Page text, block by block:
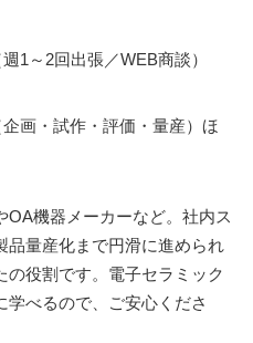
1～2回出張／WEB商談）
画・試作・評価・量産）ほ
機器メーカーなど。社内ス
品量産化まで円滑に進められ
の役割です。電子セラミック
べるので、ご安心くださ